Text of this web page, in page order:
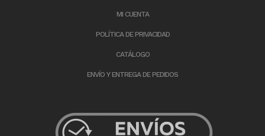
MI CUENTA
POLÍTICA DE PRIVACIDAD
CATÁLOGO
ENVÍO Y ENTREGA DE PEDIDOS